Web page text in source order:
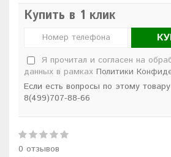
Купить в 1 клик
Я прочитал и согласен на
данных в рамках Политики
Если есть вопросы по этому
8(499)707-88-66
0 отзывов